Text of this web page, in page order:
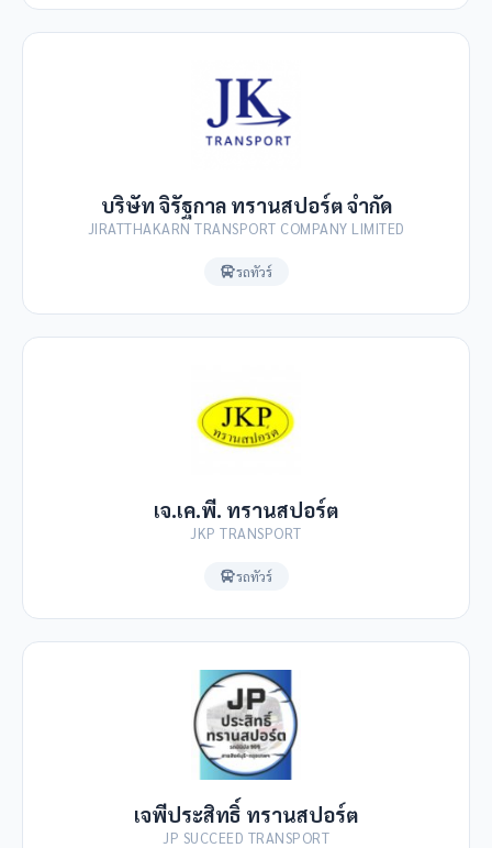
บริษัท จิรัฐกาล ทรานสปอร์ต จำกัด
JIRATTHAKARN TRANSPORT COMPANY LIMITED
รถทัวร์
เจ.เค.พี. ทรานสปอร์ต
JKP TRANSPORT
รถทัวร์
เจพีประสิทธิ์ ทรานสปอร์ต
JP SUCCEED TRANSPORT